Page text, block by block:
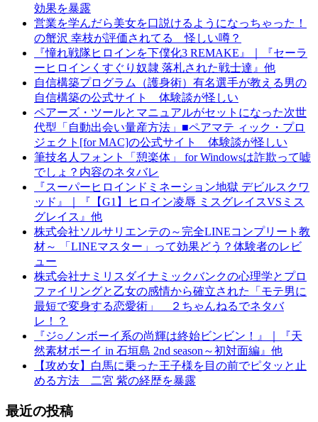
効果を暴露
営業を学んだら美女を口説けるようになっちゃった！
の蟹沢 幸枝が評価されてる 怪しい噂？
『憧れ戦隊ヒロインを下僕化3 REMAKE』｜『セーラ
ーヒロインくすぐり奴隷 落札された戦士達』他
自信構築プログラム（護身術）有名選手が教える男の
自信構築の公式サイト 体験談が怪しい
ペアーズ・ツールとマニュアルがセットになった次世
代型「自動出会い量産方法」■ペアマテ ィック・プロ
ジェクト[for MAC]の公式サイト 体験談が怪しい
筆技名人フォント「憩楽体」 for Windowsは詐欺って嘘
でしょ？内容のネタバレ
『スーパーヒロインドミネーション地獄 デビルスクワ
ッド』｜『【G1】ヒロイン凌辱 ミスグレイスVSミス
グレイス』他
株式会社ソルサリエンテの～完全LINEコンプリート教
材～ 「LINEマスター」って効果どう？体験者のレビ
ュー
株式会社ナミリスダイナミックバンクの心理学とプロ
ファイリングと乙女の感情から確立された「モテ男に
最短で変身する恋愛術」 ２ちゃんねるでネタバ
レ！？
『ジ○ノンボーイ系の尚輝は終始ビンビン！』｜『天
然素材ボーイ in 石垣島 2nd season～初対面編』他
【攻め女】白馬に乗った王子様を目の前でピタッと止
める方法 二宮 紫の経歴を暴露
最近の投稿